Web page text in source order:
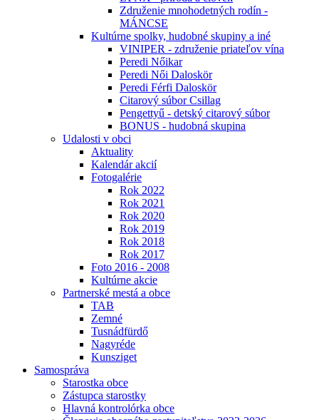
Združenie mnohodetných rodín -
MÁNCSE
Kultúrne spolky, hudobné skupiny a iné
VINIPER - združenie priateľov vína
Peredi Nőikar
Peredi Női Daloskör
Peredi Férfi Daloskör
Citarový súbor Csillag
Pengettyű - detský citarový súbor
BONUS - hudobná skupina
Udalosti v obci
Aktuality
Kalendár akcií
Fotogalérie
Rok 2022
Rok 2021
Rok 2020
Rok 2019
Rok 2018
Rok 2017
Foto 2016 - 2008
Kultúrne akcie
Partnerské mestá a obce
TAB
Zemné
Tusnádfürdő
Nagyréde
Kunsziget
Samospráva
Starostka obce
Zástupca starostky
Hlavná kontrolórka obce